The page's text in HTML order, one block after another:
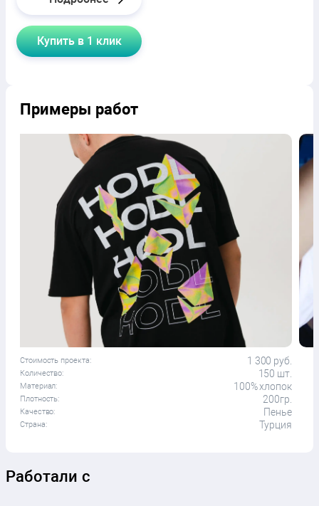
Купить в 1 клик
Примеры работ
Стоимость проекта: 1 300 руб.
Количество: 150 шт.
Материал: 100% хлопок
Плотность: 200гр.
Качество: Пенье
Страна: Турция
Работали с